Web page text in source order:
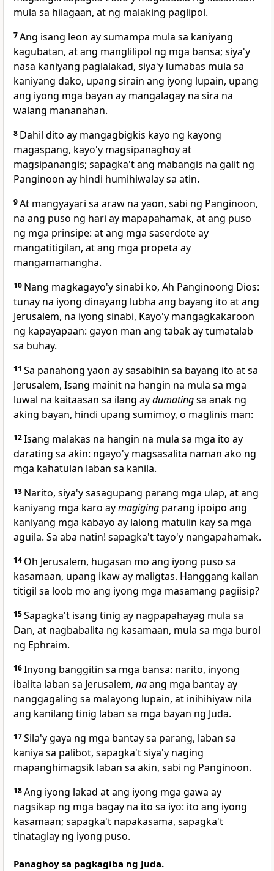
mula sa hilagaan, at ng malaking paglipol.
7Ang isang leon aysumampa mula sa kaniyang
kagubatan, at ang manglilipol ng mga bansa; siya'y
nasa kaniyang paglalakad, siya'y lumabas mula sa
kaniyang dako, upang sirain ang iyong lupain, upang
ang iyong mga bayan ay mangalagay na sira na
walang mananahan.
8 Dahil dito ay mangagbigkis kayo ng kayong
magaspang, kayo'y magsipanaghoy at
magsipanangis; sapagka't ang mabangis na galit ng
Panginoon ay hindi humihiwalay sa atin.
9At mangyayari sa araw na yaon, sabi ng Panginoon,
na ang puso ng hari ay mapapahamak, at ang puso
ng mga prinsipe: at ang mga saserdote ay
mangatitigilan, at ang mga propeta ay
mangamamangha.
10 Nang magkagayo'y sinabi ko, Ah Panginoong Dios:
tunay na iyong dinayang lubha ang bayang ito at ang
Jerusalem, na iyong sinabi, Kayo'y mangagkakaroon
ng kapayapaan: gayon man ang tabak ay tumatalab
sa buhay.
11 Sa panahong yaon ay sasabihin sa bayang ito at sa
Jerusalem, Isang mainit na hangin na mula sa mga
luwal na kaitaasan sa ilang aydumatingsa anak ng
aking bayan, hindi upang sumimoy, o maglinis man:
12Isang malakas na hangin na mula sa mga ito ay
darating sa akin: ngayo'y magsasalita naman ako ng
mga kahatulan laban sa kanila.
13 Narito, siya'y sasagupang parang mga ulap, at ang
kaniyang mga karo aymagiging parang ipoipo ang
kaniyang mga kabayo ay lalong matulin kay sa mga
aguila. Sa aba natin! sapagka't tayo'y nangapahamak.
14 Oh Jerusalem, hugasan mo ang iyong puso sa
kasamaan, upang ikaw ay maligtas. Hanggang kailan
titigil sa loob mo ang iyong mga masamang pagiisip?
15Sapagka't isang tinig ay nagpapahayag mula sa
Dan, at nagbabalita ng kasamaan, mula sa mga burol
ng Ephraim.
16Inyong banggitin sa mga bansa: narito, inyong
ibalita laban sa Jerusalem, naang mga bantay ay
nanggagaling sa malayong lupain, at inihihiyaw nila
ang kanilang tinig laban sa mga bayan ng Juda.
17Sila'y gaya ng mga bantaysa parang, laban sa
kaniya sa palibot, sapagka't siya'y naging
mapanghimagsik laban sa akin, sabi ng Panginoon.
18Ang iyong lakad at ang iyong mga gawa ay
nagsikap ng mga bagay na ito sa iyo: ito ang iyong
kasamaan; sapagka't napakasama, sapagka't
tinataglay ng iyong puso.
Panaghoy sa pagkagiba ng Juda.